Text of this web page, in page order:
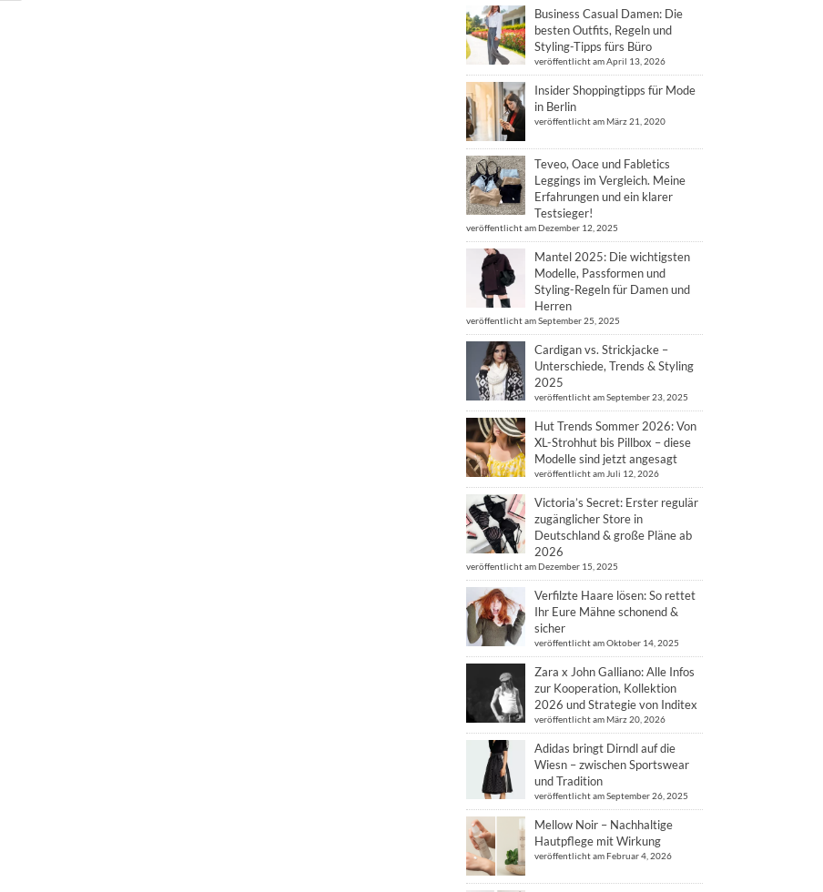
Business Casual Damen: Die
besten Outfits, Regeln und
Styling-Tipps fürs Büro
veröffentlicht am April 13, 2026
Insider Shoppingtipps für Mode
in Berlin
veröffentlicht am März 21, 2020
Teveo, Oace und Fabletics
Leggings im Vergleich. Meine
Erfahrungen und ein klarer
Testsieger!
veröffentlicht am Dezember 12, 2025
Mantel 2025: Die wichtigsten
Modelle, Passformen und
Styling-Regeln für Damen und
Herren
veröffentlicht am September 25, 2025
Cardigan vs. Strickjacke –
Unterschiede, Trends & Styling
2025
veröffentlicht am September 23, 2025
Hut Trends Sommer 2026: Von
XL-Strohhut bis Pillbox – diese
Modelle sind jetzt angesagt
veröffentlicht am Juli 12, 2026
Victoria’s Secret: Erster regulär
zugänglicher Store in
Deutschland & große Pläne ab
2026
veröffentlicht am Dezember 15, 2025
Verfilzte Haare lösen: So rettet
Ihr Eure Mähne schonend &
sicher
veröffentlicht am Oktober 14, 2025
Zara x John Galliano: Alle Infos
zur Kooperation, Kollektion
2026 und Strategie von Inditex
veröffentlicht am März 20, 2026
Adidas bringt Dirndl auf die
Wiesn – zwischen Sportswear
und Tradition
veröffentlicht am September 26, 2025
Mellow Noir – Nachhaltige
Hautpflege mit Wirkung
veröffentlicht am Februar 4, 2026